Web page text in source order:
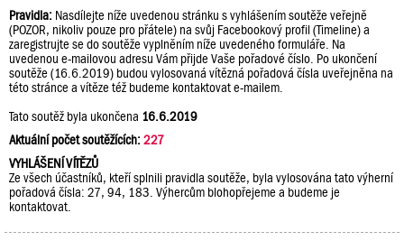
Pravidla: Nasdílejte níže uvedenou stránku s vyhlášením soutěže veřejně
(POZOR, nikoliv pouze pro přátele) na svůj Facebookový profil (Timeline) a
zaregistrujte se do soutěže vyplněním níže uvedeného formuláře. Na
uvedenou e-mailovou adresu Vám přijde Vaše pořadové číslo. Po ukončení
soutěže (16.6.2019) budou vylosovaná vítězná pořadová čísla uveřejněna na
této stránce a vítěze též budeme kontaktovat e-mailem.
Tato soutěž byla ukončena 16.6.2019
Aktuální počet soutěžících:227
VYHLÁŠENÍ VÍTĚZŮ
Ze všech účastníků, kteří splnili pravidla soutěže, byla vylosována tato výherní
pořadová čísla: 27, 94, 183. Výhercům blohopřejeme a budeme je
kontaktovat.